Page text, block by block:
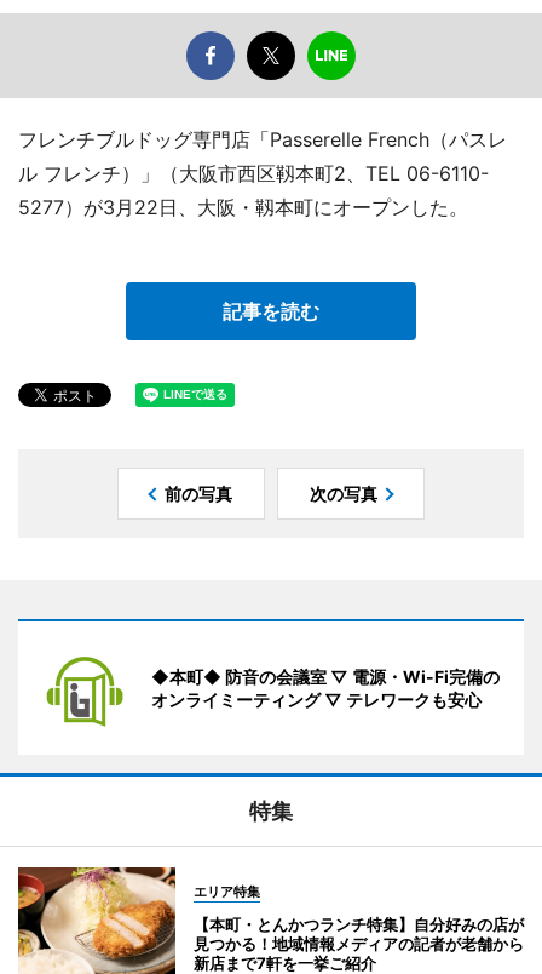
フレンチブルドッグ専門店「Passerelle French（パスレ
ル フレンチ）」（大阪市西区靱本町2、TEL 06-6110-
5277）が3月22日、大阪・靱本町にオープンした。
記事を読む
前の写真 次の写真
◆本町◆ 防音の会議室 ▽ 電源・Wi-Fi完備の
オンライミーティング ▽ テレワークも安心
特集
エリア特集
【本町・とんかつランチ特集】自分好みの店が
見つかる！地域情報メディアの記者が老舗から
新店まで7軒を一挙ご紹介